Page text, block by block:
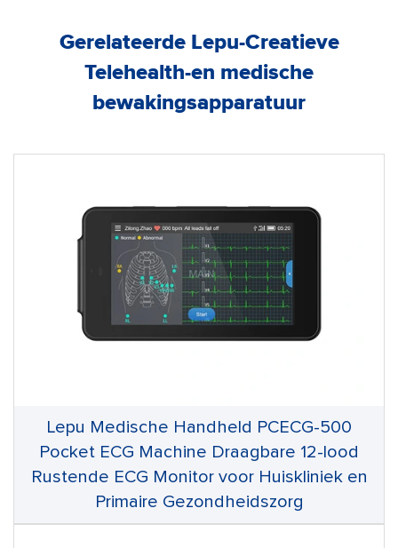
Gerelateerde Lepu-Creatieve
Telehealth-en medische
bewakingsapparatuur
Lepu Medische Handheld PCECG-500
Pocket ECG Machine Draagbare 12-lood
Rustende ECG Monitor voor Huiskliniek en
Primaire Gezondheidszorg